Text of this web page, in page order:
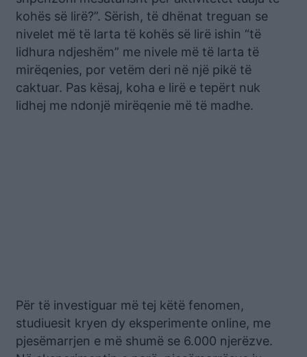
kohës së lirë?”. Sërish, të dhënat treguan se
nivelet më të larta të kohës së lirë ishin “të
lidhura ndjeshëm” me nivele më të larta të
mirëqenies, por vetëm deri në një pikë të
caktuar. Pas kësaj, koha e lirë e tepërt nuk
lidhej me ndonjë mirëqenie më të madhe.
Për të investiguar më tej këtë fenomen,
studiuesit kryen dy eksperimente online, me
pjesëmarrjen e më shumë se 6.000 njerëzve.